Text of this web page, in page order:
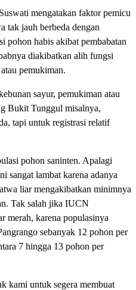
mengatakan faktor pemicu
tak jauh berbeda dengan
pohon habis akibat pembabatan
diakibatkan alih fungsi
pemukiman.
sayur, pemukiman atau
Bukit Tunggul misalnya,
tapi untuk registrasi relatif
pohon saninten. Apalagi
sangat lambat karena adanya
liar mengakibatkan minimnya
Tak salah jika IUCN
merah, karena populasinya
sebanyak 12 pohon per
7 hingga 13 pohon per
kami untuk segera membuat